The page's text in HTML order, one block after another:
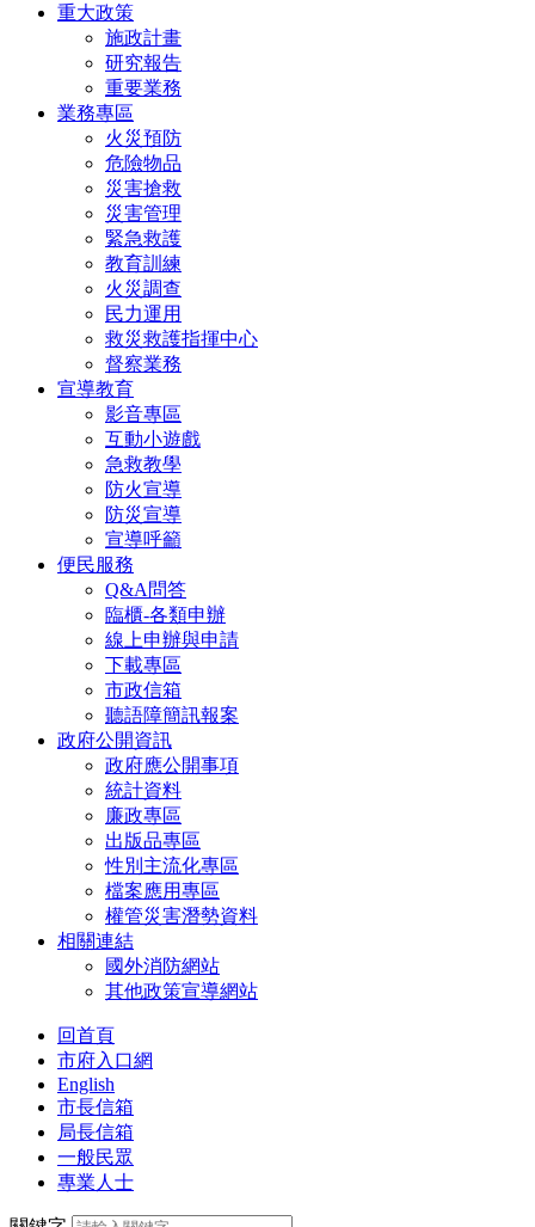
重大政策
施政計畫
研究報告
重要業務
業務專區
火災預防
危險物品
災害搶救
災害管理
緊急救護
教育訓練
火災調查
民力運用
救災救護指揮中心
督察業務
宣導教育
影音專區
互動小遊戲
急救教學
防火宣導
防災宣導
宣導呼籲
便民服務
Q&A問答
臨櫃-各類申辦
線上申辦與申請
下載專區
市政信箱
聽語障簡訊報案
政府公開資訊
政府應公開事項
統計資料
廉政專區
出版品專區
性別主流化專區
檔案應用專區
權管災害潛勢資料
相關連結
國外消防網站
其他政策宣導網站
回首頁
市府入口網
English
市長信箱
局長信箱
一般民眾
專業人士